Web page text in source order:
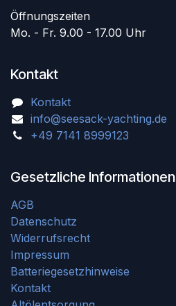
Öffnungszeiten
Mo. - Fr. 9.00 - 17.00 Uhr
Kontakt
Kontakt
info@seesack-yachting.de
+49 7141 8999123
Gesetzliche Informationen
AGB
Datenschutz
Widerrufsrecht
Impressum
Batteriegesetzhinweise
Kontakt